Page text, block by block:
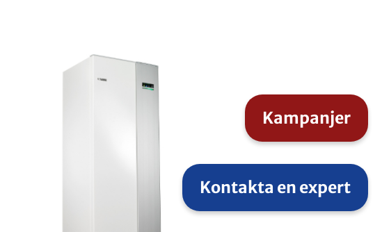
Kontakta en expert
Kampanjer